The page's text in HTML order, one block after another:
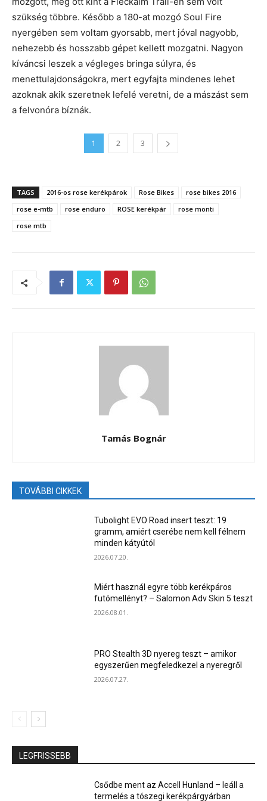
szükség többre. Később a 180-at mozgó Soul Fire
nyergében sem voltam gyorsabb, mert jóval nagyobb,
nehezebb és hosszabb gépet kellett mozgatni. Nagyon
kíváncsi leszek a végleges bringa súlyra, és
menettulajdonságokra, mert egyfajta mindenes lehet
azoknak akik szeretnek lefelé veretni, de a mászást sem
a felvonóra bíznák.
1 2 3
TAGS 2016-os rose kerékpárok Rose Bikes
rose bikes 2016
rose e-mtb
rose enduro ROSE kerékpár
rose monti
rose mtb
Tamás Bognár
TOVÁBBI CIKKEK
Tubolight EVO Road insert teszt: 19
gramm, amiért cserébe nem kell félnem
minden kátyútól
2026.07.20.
Miért használ egyre több kerékpáros
futómellényt? – Salomon Adv Skin 5 teszt
2026.08.01.
PRO Stealth 3D nyereg teszt – amikor
egyszerűen megfeledkezel a nyeregről
2026.07.27.
LEGFRISSEBB
Csődbe ment az Accell Hunland – leáll a
termelés a tószegi kerékpárgyárban